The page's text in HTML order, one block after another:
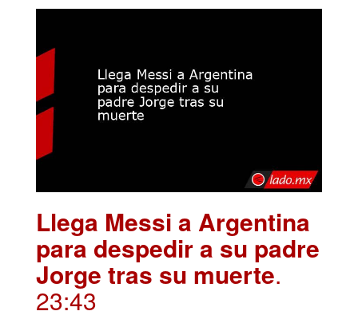
Llega Messi a Argentina
para despedir a su padre
Jorge tras su muerte.
23:43